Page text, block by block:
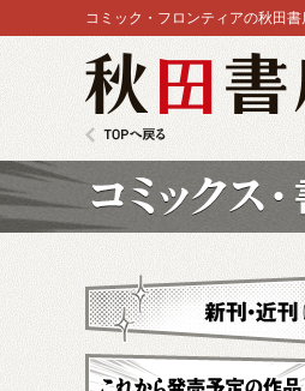
コミック・フロンティアの秋田書
新刊・近刊